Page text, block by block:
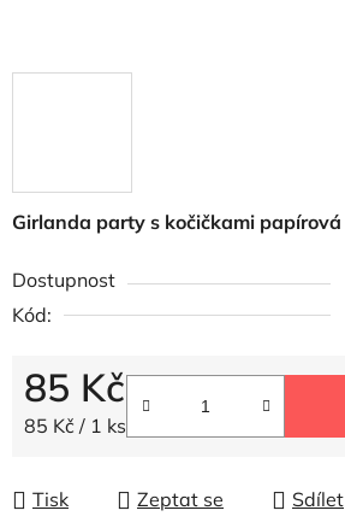
Girlanda party s kočičkami papírová
Dostupnost
Kód:
85 Kč
Měrná cena:
85 Kč / 1 ks
Tisk Zeptat se Sdílet